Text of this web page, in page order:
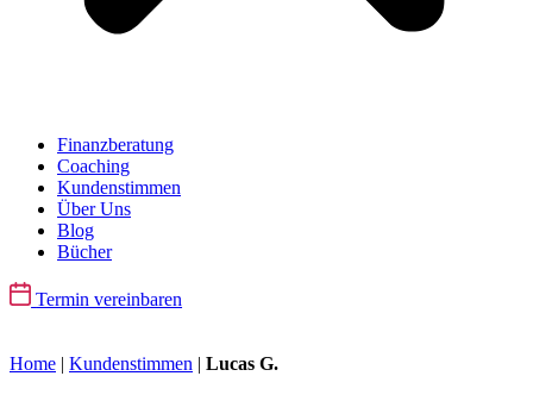
Finanzberatung
Coaching
Kundenstimmen
Über Uns
Blog
Bücher
Termin vereinbaren
Home | Kundenstimmen | Lucas G.